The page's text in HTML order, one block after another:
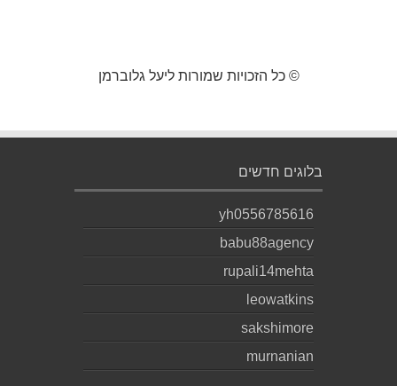
© כל הזכויות שמורות ליעל גלוברמן
בלוגים חדשים
yh0556785616
babu88agency
rupali14mehta
leowatkins
sakshimore
murnanian